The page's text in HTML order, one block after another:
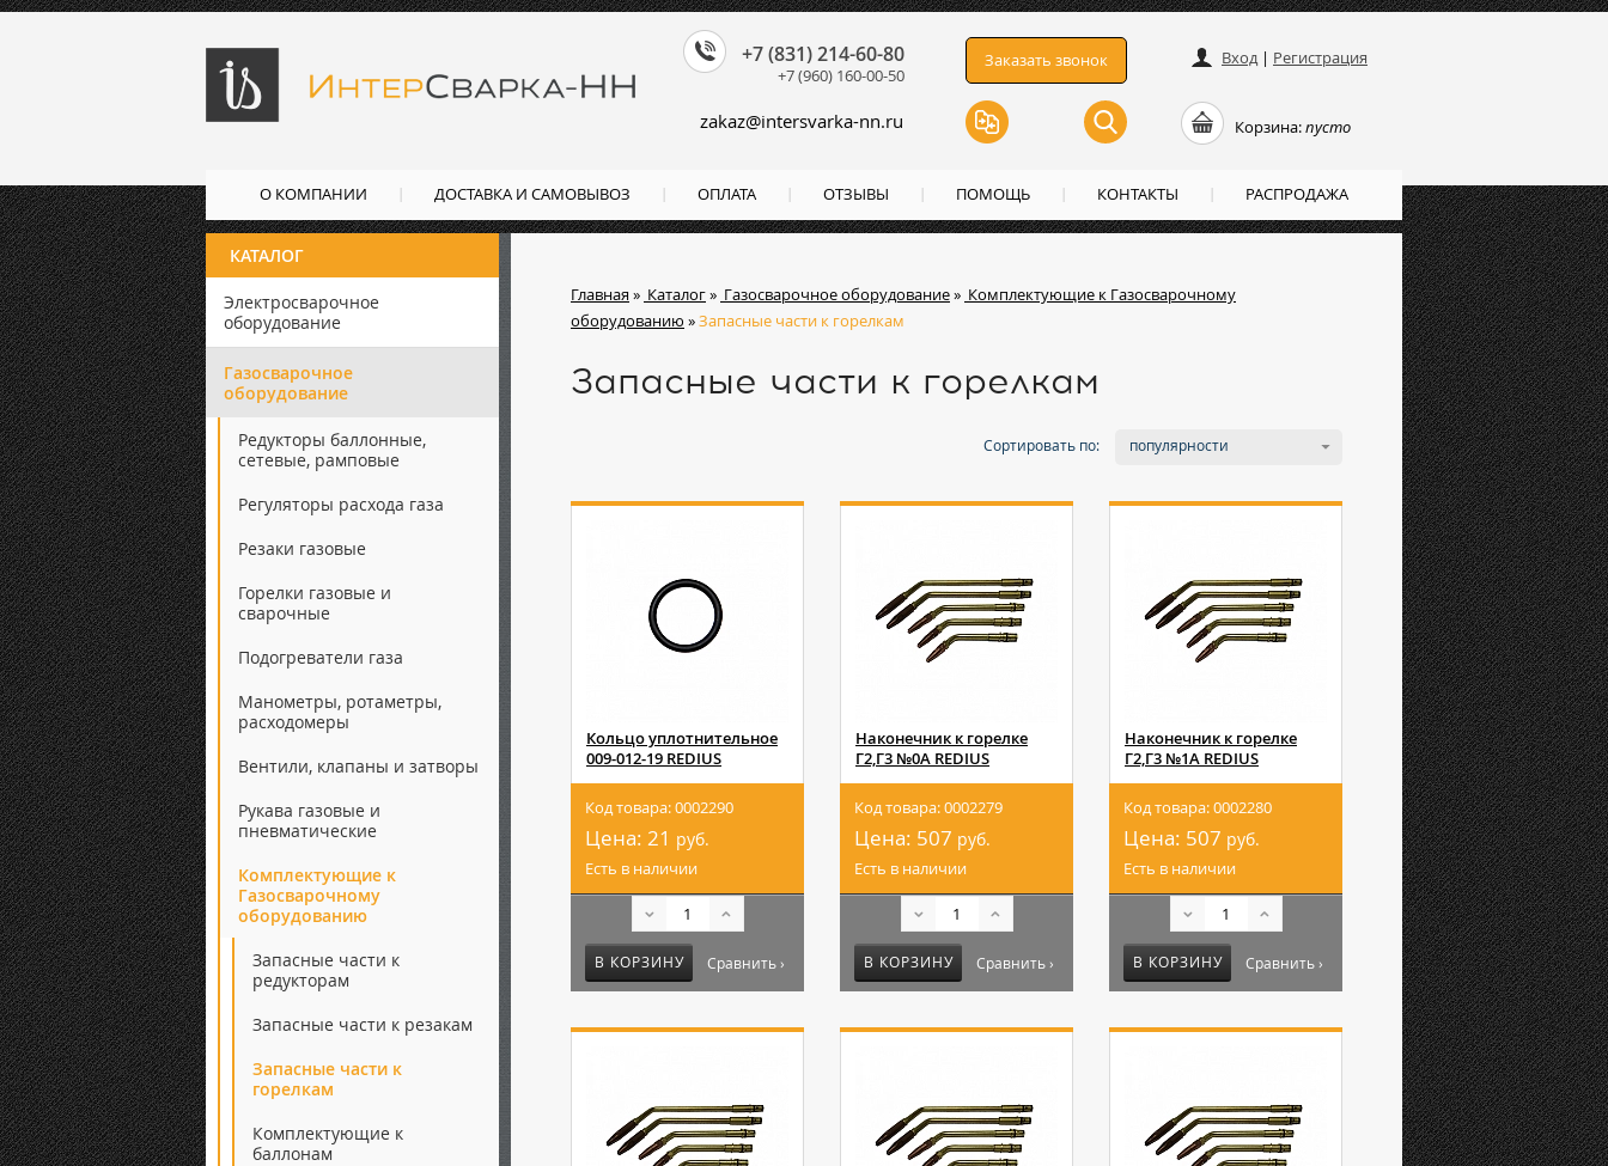
Главная» Каталог» Газосварочное оборудование» Комплектующие к Газосварочному
оборудованию »Запасные части к горелкам
Запасные части к горелкам
Сортировать по: популярности
Кольцо уплотнительное
009-012-19 REDIUS
Код товара: 0002290
Цена: 21 руб.
Есть в наличии
В КОРЗИНУ Сравнить ›
Наконечник к горелке
Г2,Г3 №0А REDIUS
Код товара: 0002279
Цена: 507 руб.
Есть в наличии
В КОРЗИНУ Сравнить ›
Наконечник к горелке
Г2,Г3 №1А REDIUS
Код товара: 0002280
Цена: 507 руб.
Есть в наличии
В КОРЗИНУ Сравнить ›
КАТАЛОГ
Электросварочное
оборудование
Газосварочное
оборудование
Редукторы баллонные,
сетевые, рамповые
Регуляторы расхода газа
Резаки газовые
Горелки газовые и
сварочные
Подогреватели газа
Манометры, ротаметры,
расходомеры
Вентили, клапаны и затворы
Рукава газовые и
пневматические
Комплектующие к
Газосварочному
оборудованию
Запасные части к
редукторам
Запасные части к резакам
Запасные части к
горелкам
Комплектующие к
баллонам
Вход| Регистрация
Корзина:пусто
Заказать звонок
zakaz@intersvarka-nn.ru
+7 (831) 214-60-80
+7 (960) 160-00-50
О КОМПАНИИ ДОСТАВКА И САМОВЫВОЗ ОПЛАТА ОТЗЫВЫ ПОМОЩЬ КОНТАКТЫ РАСПРОДАЖА